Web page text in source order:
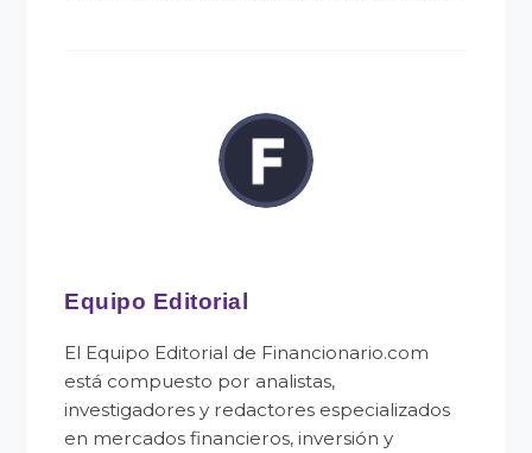
Equipo Editorial
El Equipo Editorial de Financionario.com
está compuesto por analistas,
investigadores y redactores especializados
en mercados financieros, inversión y